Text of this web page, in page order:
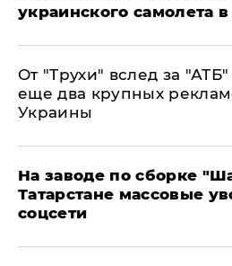
украинского самолета
От "Трухи" вслед за "АТБ"
еще два крупных
Украины
На заводе по сборке
Татарстане массовые
соцсети